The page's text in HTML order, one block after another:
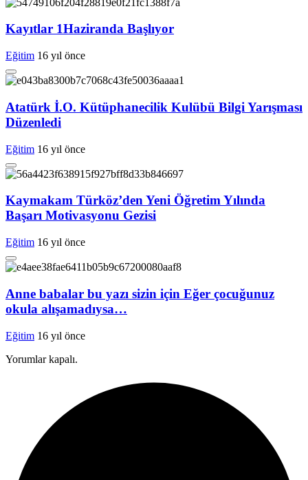
Kayıtlar 1Haziranda Başlıyor
Eğitim 16 yıl önce
Atatürk İ.O. Kütüphanecilik Kulübü Bilgi Yarışması
Düzenledi
Eğitim 16 yıl önce
Kaymakam Türköz’den Yeni Öğretim Yılında
Başarı Motivasyonu Gezisi
Eğitim 16 yıl önce
Anne babalar bu yazı sizin için Eğer çocuğunuz
okula alışamadıysa…
Eğitim 16 yıl önce
Yorumlar kapalı.